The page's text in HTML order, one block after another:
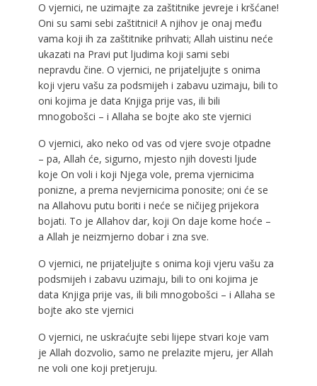
O vjernici, ne uzimajte za zaštitnike jevreje i kršćane!
Oni su sami sebi zaštitnici! A njihov je onaj među
vama koji ih za zaštitnike prihvati; Allah uistinu neće
ukazati na Pravi put ljudima koji sami sebi
nepravdu čine. O vjernici, ne prijateljujte s onima
koji vjeru vašu za podsmijeh i zabavu uzimaju, bili to
oni kojima je data Knjiga prije vas, ili bili
mnogobošci – i Allaha se bojte ako ste vjernici
O vjernici, ako neko od vas od vjere svoje otpadne
– pa, Allah će, sigurno, mjesto njih dovesti ljude
koje On voli i koji Njega vole, prema vjernicima
ponizne, a prema nevjernicima ponosite; oni će se
na Allahovu putu boriti i neće se ničijeg prijekora
bojati. To je Allahov dar, koji On daje kome hoće –
a Allah je neizmjerno dobar i zna sve.
O vjernici, ne prijateljujte s onima koji vjeru vašu za
podsmijeh i zabavu uzimaju, bili to oni kojima je
data Knjiga prije vas, ili bili mnogobošci – i Allaha se
bojte ako ste vjernici
O vjernici, ne uskraćujte sebi lijepe stvari koje vam
je Allah dozvolio, samo ne prelazite mjeru, jer Allah
ne voli one koji pretjeruju.